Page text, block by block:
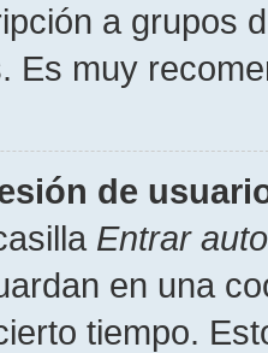
a grupos
Es muy
de
Entrar
en una
tiempo.